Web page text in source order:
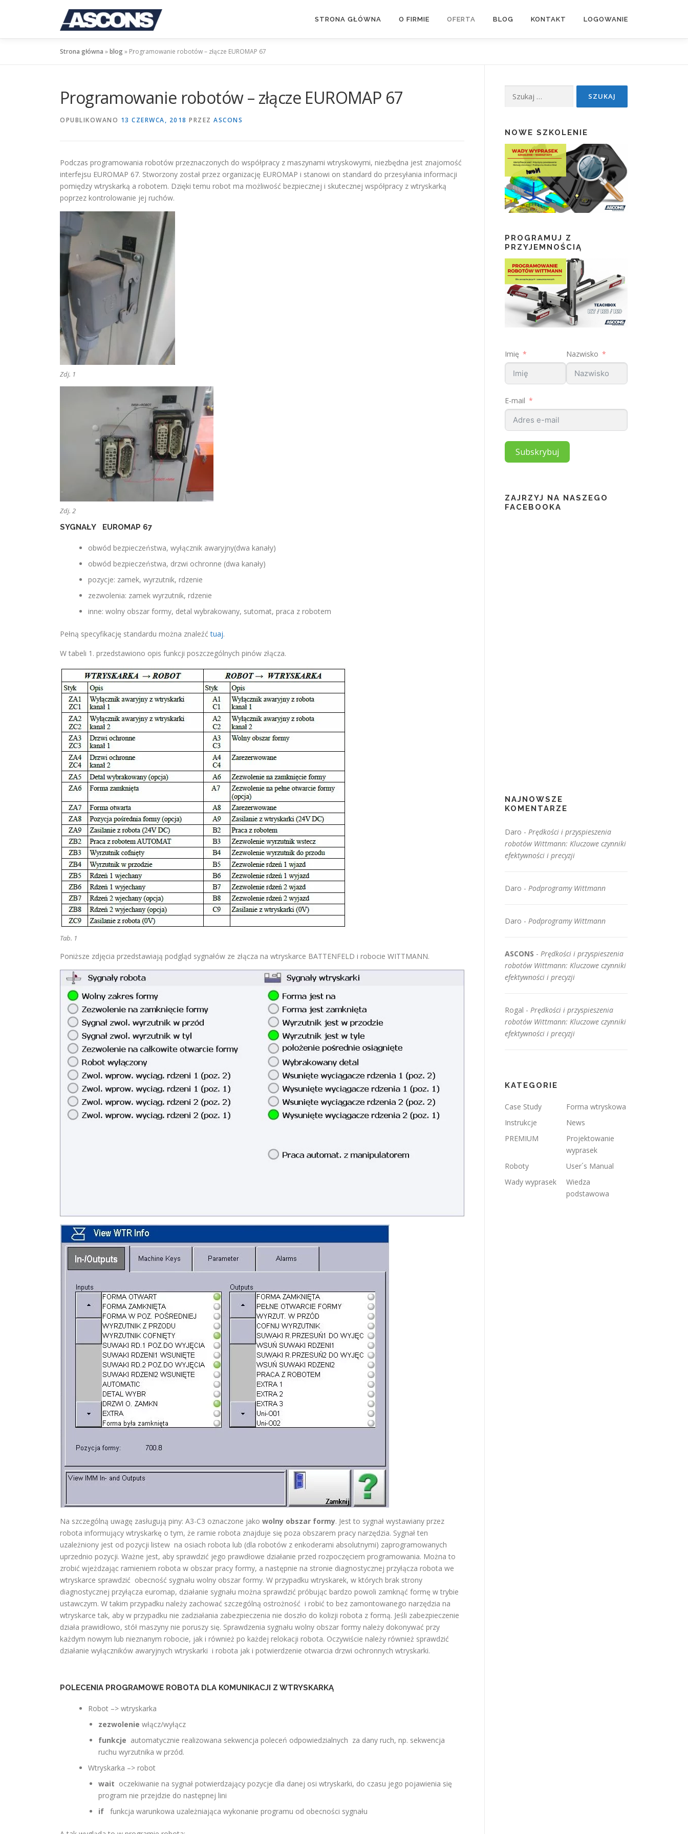
STRONA GŁÓWNA O FIRMIE OFERTA BLOG KONTAKT LOGOWANIE
Strona główna »blog» Programowanie robotów – złącze EUROMAP 67
Programowanie robotów – złącze EUROMAP 67
OPUBLIKOWANO 13 CZERWCA, 2018 PRZEZ ASCONS
Podczas programowania robotów przeznaczonych do współpracy z maszynami wtryskowymi, niezbędna jest znajomość
interfejsu EUROMAP 67. Stworzony został przez organizację EUROMAP i stanowi on standard do przesyłania informacji
pomiędzy wtryskarką a robotem. Dzięki temu robot ma możliwość bezpiecznej i skutecznej współpracy z wtryskarką
poprzez kontrolowanie jej ruchów.
Zdj. 1
Zdj. 2
SYGNAŁY EUROMAP 67
obwód bezpieczeństwa, wyłącznik awaryjny(dwa kanały)
obwód bezpieczeństwa, drzwi ochronne (dwa kanały)
pozycje: zamek, wyrzutnik, rdzenie
zezwolenia: zamek wyrzutnik, rdzenie
inne: wolny obszar formy, detal wybrakowany, sutomat, praca z robotem
Pełną specyfikację standardu można znaleźćtuaj.
W tabeli 1. przedstawiono opis funkcji poszczególnych pinów złącza.
Tab. 1
Poniższe zdjęcia przedstawiają podgląd sygnałów ze złącza na wtryskarce BATTENFELD i robocie WITTMANN.
Na szczególną uwagę zasługują piny: A3-C3 oznaczone jako wolny obszar formy. Jest to sygnał wystawiany przez
robota informujący wtryskarkę o tym, że ramie robota znajduje się poza obszarem pracy narzędzia. Sygnał ten
uzależniony jest od pozycji listew na osiach robota lub (dla robotów z enkoderami absolutnymi) zaprogramowanych
uprzednio pozycji. Ważne jest, aby sprawdzić jego prawdłowe działanie przed rozpoczęciem programowania. Można to
zrobić wjeżdzając ramieniem robota w obszar pracy formy, a następnie na stronie diagnostycznej przyłącza robota we
wtryskarce sprawdzić obecność sygnału wolny obszar formy. W przypadku wtryskarek, w których brak strony
diagnostycznej przyłącza euromap, działanie sygnału można sprawdzić próbując bardzo powoli zamknąć formę w trybie
ustawczym. W takim przypadku należy zachować szczególną ostrożność i robić to bez zamontowanego narzędzia na
wtryskarce tak, aby w przypadku nie zadziałania zabezpieczenia nie doszło do kolizji robota z formą. Jeśli zabezpieczenie
działa prawidłowo, stół maszyny nie poruszy się. Sprawdzenia sygnału wolny obszar formy należy dokonywać przy
każdym nowym lub nieznanym robocie, jak i również po każdej relokacji robota. Oczywiście należy również sprawdzić
działanie wyłączników awaryjnych wtryskarki i robota jak i potwierdzenie otwarcia drzwi ochronnych wtryskarki.
POLECENIA PROGRAMOWE ROBOTA DLA KOMUNIKACJI Z WTRYSKARKĄ
Robot –> wtryskarka
zezwolenie włącz/wyłącz
funkcje automatycznie realizowana sekwencja poleceń odpowiedzialnych za dany ruch, np. sekwencja
ruchu wyrzutnika w przód.
Wtryskarka –> robot
wait oczekiwanie na sygnał potwierdzający pozycje dla danej osi wtryskarki, do czasu jego pojawienia się
program nie przejdzie do następnej lini
if funkcja warunkowa uzależniająca wykonanie programu od obecności sygnału
NOWE SZKOLENIE
PROGRAMUJ Z
PRZYJEMNOŚCIĄ
Imię Nazwisko
E-mail
Subskrybuj
ZAJRZYJ NA NASZEGO
FACEBOOKA
NAJNOWSZE
KOMENTARZE
Daro - Prędkości i przyspieszenia
robotów Wittmann: Kluczowe czynniki
efektywności i precyzji
Daro - Podprogramy Wittmann
Daro - Podprogramy Wittmann
ASCONS - Prędkości i przyspieszenia
robotów Wittmann: Kluczowe czynniki
efektywności i precyzji
Rogal - Prędkości i przyspieszenia
robotów Wittmann: Kluczowe czynniki
efektywności i precyzji
KATEGORIE
Case Study
Forma wtryskowa
Instrukcje
News
PREMIUM
Projektowanie
wyprasek
Roboty
User´s Manual
Wady wyprasek
Wiedza
podstawowa